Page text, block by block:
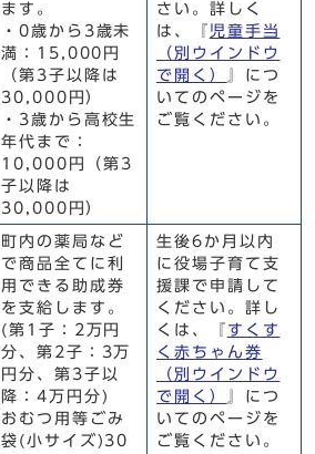
ます。
・0歳から3歳未
満：15,000円
（第3子以降は
30,000円）
・3歳から高校生
年代まで：
10,000円（第3
子以降は
30,000円）
さい。詳しく
は、『 児童手当
（別ウインドウ
で開く）
』につ
いてのページを
ご覧ください。
町内の薬局など
で商品全てに利
用できる助成券
を支給します。
(第1子：2万円
分、第2子：3万
円分、第3子以
降：4万円分)
おむつ用等ごみ
袋(小サイズ)30
生後6か月以内
に役場子育て支
援課で申請して
ください。詳し
くは、『 すくす
く赤ちゃん券
（別ウインドウ
で開く）
』につ
いてのページを
ご覧ください。